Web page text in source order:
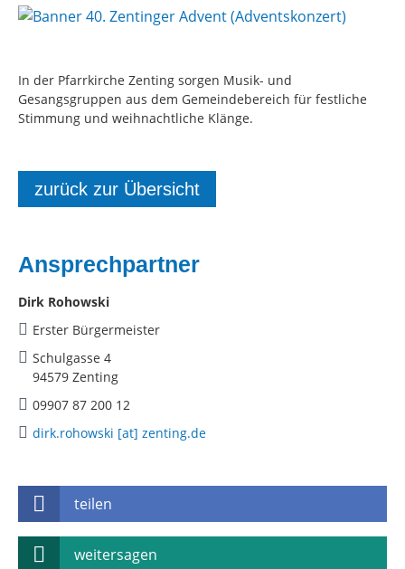
In der Pfarrkirche Zenting sorgen Musik- und
Gesangsgruppen aus dem Gemeindebereich für festliche
Stimmung und weihnachtliche Klänge.
zurück zur Übersicht
Ansprechpartner
Dirk Rohowski
Erster Bürgermeister
Schulgasse 4
94579 Zenting
09907 87 200 12
dirk.rohowski [at] zenting.de
teilen
weitersagen